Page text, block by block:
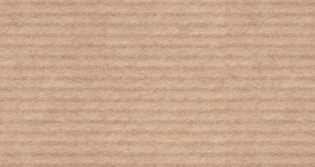
Παραμελημένα τα κακοποιημένα
παιδιά